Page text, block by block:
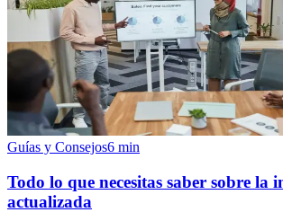
Guías y Consejos6 min
Todo lo que necesitas saber sobre la
actualizada